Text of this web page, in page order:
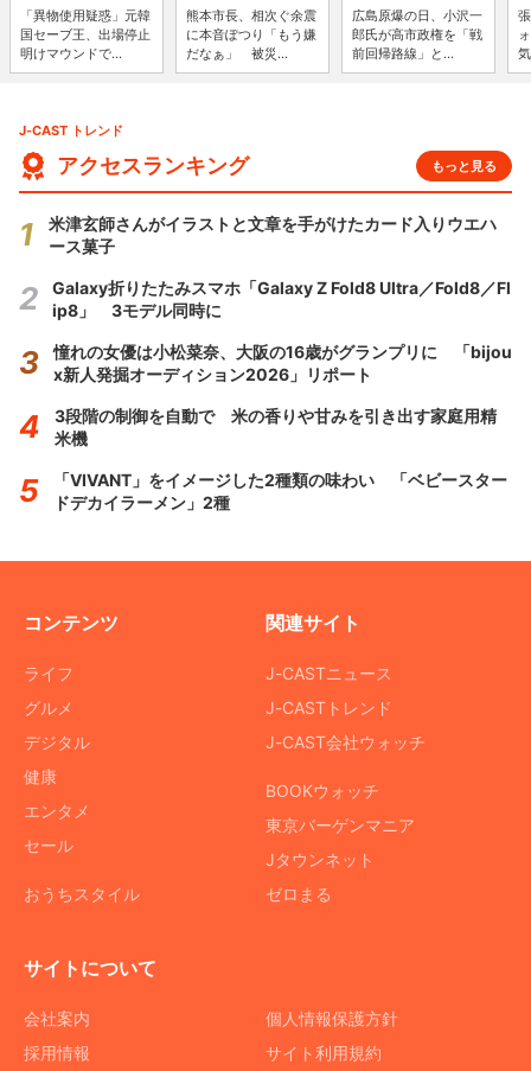
「異物使用疑惑」元韓
国セーブ王、出場停止
明けマウンドで...
熊本市長、相次ぐ余震
に本音ぽつり「もう嫌
だなぁ」 被災...
広島原爆の日、小沢一
郎氏が高市政権を「戦
前回帰路線」と...
J-CAST トレンド
アクセスランキング もっと見る
米津玄師さんがイラストと文章を手がけたカード入りウエハ
ース菓子
Galaxy折りたたみスマホ「Galaxy Z Fold8 Ultra／Fold8／Fl
ip8」 3モデル同時に
憧れの女優は小松菜奈、大阪の16歳がグランプリに 「bijou
x新人発掘オーディション2026」リポート
3段階の制御を自動で 米の香りや甘みを引き出す家庭用精
米機
「VIVANT」をイメージした2種類の味わい 「ベビースター
ドデカイラーメン」2種
コンテンツ
ライフ
グルメ
デジタル
健康
エンタメ
セール
おうちスタイル
関連サイト
J-CASTニュース
J-CASTトレンド
J-CAST会社ウォッチ
BOOKウォッチ
東京バーゲンマニア
Jタウンネット
ゼロまる
サイトについて
会社案内
採用情報
個人情報保護方針
サイト利用規約